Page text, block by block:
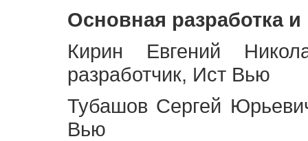
Основная разработка
Кирин Евгений
разработчик, Ист Вью
Тубашов Сергей
Вью